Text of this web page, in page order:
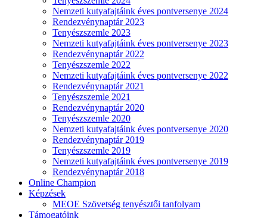
Nemzeti kutyafajtáink éves pontversenye 2024
Rendezvénynaptár 2023
Tenyészszemle 2023
Nemzeti kutyafajtáink éves pontversenye 2023
Rendezvénynaptár 2022
Tenyészszemle 2022
Nemzeti kutyafajtáink éves pontversenye 2022
Rendezvénynaptár 2021
Tenyészszemle 2021
Rendezvénynaptár 2020
Tenyészszemle 2020
Nemzeti kutyafajtáink éves pontversenye 2020
Rendezvénynaptár 2019
Tenyészszemle 2019
Nemzeti kutyafajtáink éves pontversenye 2019
Rendezvénynaptár 2018
Online Champion
Képzések
MEOE Szövetség tenyésztői tanfolyam
Támogatóink